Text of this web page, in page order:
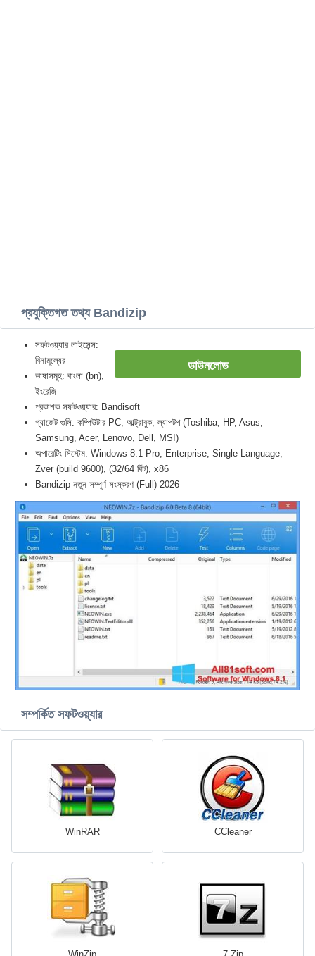
প্রযুক্তিগত তথ্য Bandizip
ডাউনলোড
সফটওয়্যার লাইসেন্স:
বিনামূল্যের
ভাষাসমূহ: বাংলা (bn),
ইংরেজি
প্রকাশক সফটওয়্যার: Bandisoft
গ্যাজেট গুলি: কম্পিউটার PC, আল্ট্রাবুক, ল্যাপটপ (Toshiba, HP, Asus,
Samsung, Acer, Lenovo, Dell, MSI)
অপারেটিং সিস্টেম: Windows 8.1 Pro, Enterprise, Single Language,
Zver (build 9600), (32/64 বিট), x86
Bandizip নতুন সম্পূর্ণ সংস্করণ (Full) 2026
সম্পর্কিত সফটওয়্যার
WinRAR CCleaner